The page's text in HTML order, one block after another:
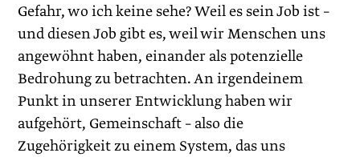
Gefahr, wo ich keine sehe? Weil es sein Job ist –
und diesen Job gibt es, weil wir Menschen uns
angewöhnt haben, einander als potenzielle
Bedrohung zu betrachten. An irgendeinem
Punkt in unserer Entwicklung haben wir
aufgehört, Gemeinschaft – also die
Zugehörigkeit zu einem System, das uns